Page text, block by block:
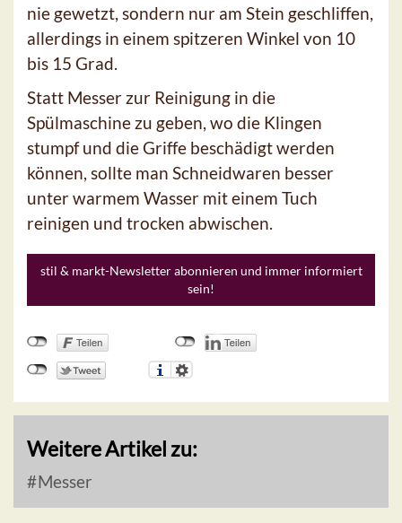
nie gewetzt, sondern nur am Stein geschliffen,
allerdings in einem spitzeren Winkel von 10
bis 15 Grad.
Statt Messer zur Reinigung in die
Spülmaschine zu geben, wo die Klingen
stumpf und die Griffe beschädigt werden
können, sollte man Schneidwaren besser
unter warmem Wasser mit einem Tuch
reinigen und trocken abwischen.
stil & markt-Newsletter abonnieren und immer informiert
sein!
Weitere Artikel zu:
Messer